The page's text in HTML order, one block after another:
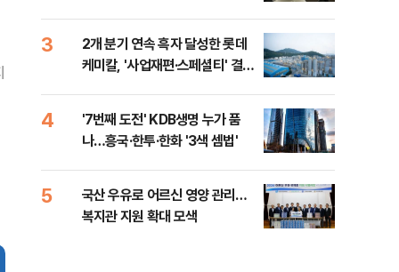
3
2개 분기 연속 흑자 달성한 롯데
케미칼, '사업재편·스페셜티' 결실
4
'7번째 도전' KDB생명 누가 품
나…흥국·한투·한화 '3색 셈법'
5
국산 우유로 어르신 영양 관리…
복지관 지원 확대 모색